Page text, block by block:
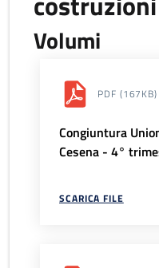
Volumi
PDF (167KB)
Congiuntura
Cesena - 4°
SCARICA FILE